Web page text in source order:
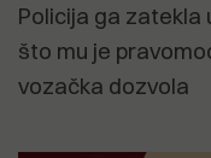
Policija ga zatekla
što mu je
vozačka dozvola